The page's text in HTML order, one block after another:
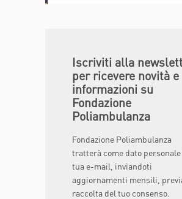
Iscriviti alla
per ricevere novità e
informazioni su
Fondazione
Poliambulanza
Fondazione Poliambulanza
tratterà come dato
tua e-mail, inviandoti
aggiornamenti mensili,
raccolta del tuo consenso.